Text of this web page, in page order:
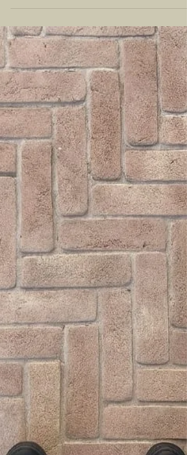
Revestimento em Tijolinho
Aparente, Agregando Valor
para a Sua Obra.
Se você está buscando um toque rústico,
e cheio de personalidade para sua casa ou
qualquer projeto de decoração, o revestimento em
tijolinho aparente da Keramus Design é a escolha
perfeita! Essa tendência nunca sai de moda e tem
conquistado cada vez mais espaço em ambientes
residenciais, comerciais e até corporativos.
quem não gosta de um acabamento que agrega
beleza e ainda valoriza o imóvel? Neste artigo,
vamos explorar todas as vantagens do